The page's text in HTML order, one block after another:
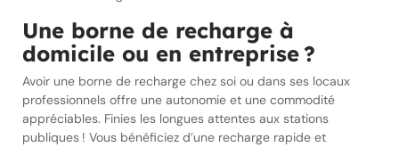
Une borne de recharge à
domicile ou en entreprise ?
Avoir une borne de recharge chez soi ou dans ses locaux
professionnels offre une autonomie et une commodité
appréciables. Finies les longues attentes aux stations
publiques ! Vous bénéficiez d’une recharge rapide et